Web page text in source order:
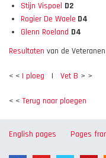
Stijn Vispoel D2
Rogier De Waele D4
Glenn Roeland D4
Resultaten van de
< < I ploeg I Vet B > >
< < Terug naar ploegen
English pages Pages